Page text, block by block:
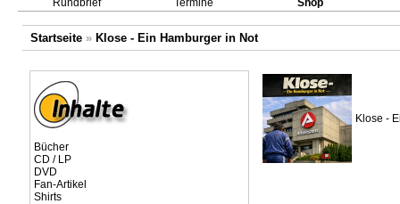
Rundbrief Termine Shop
Startseite» Klose - Ein Hamburger in Not
Bücher
CD / LP
DVD
Fan-Artikel
Shirts
Klose -